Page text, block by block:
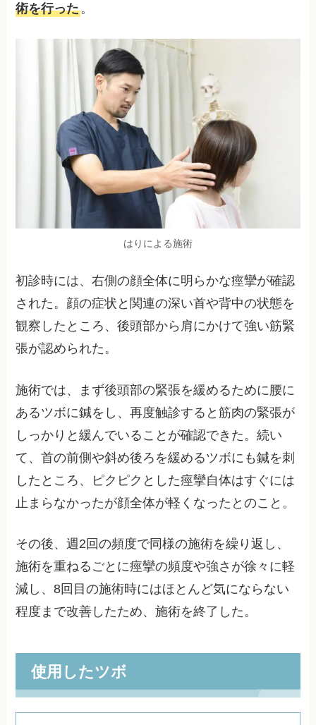
術を行った。
はりによる施術
初診時には、右側の顔全体に明らかな痙攣が確認
された。顔の症状と関連の深い首や背中の状態を
観察したところ、後頭部から肩にかけて強い筋緊
張が認められた。
施術では、まず後頭部の緊張を緩めるために腰に
あるツボに鍼をし、再度触診すると筋肉の緊張が
しっかりと緩んでいることが確認できた。続い
て、首の前側や斜め後ろを緩めるツボにも鍼を刺
したところ、ピクピクとした痙攣自体はすぐには
止まらなかったが顔全体が軽くなったとのこと。
その後、週2回の頻度で同様の施術を繰り返し、
施術を重ねるごとに痙攣の頻度や強さが徐々に軽
減し、8回目の施術時にはほとんど気にならない
程度まで改善したため、施術を終了した。
使用したツボ